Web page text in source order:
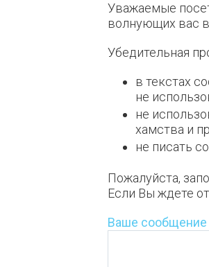
Уважаемые
волнующих вас
Убедительная
в текстах
не
не
хамства и
не писать
Пожалуйста,
Если Вы ждете
Ваше сообщение